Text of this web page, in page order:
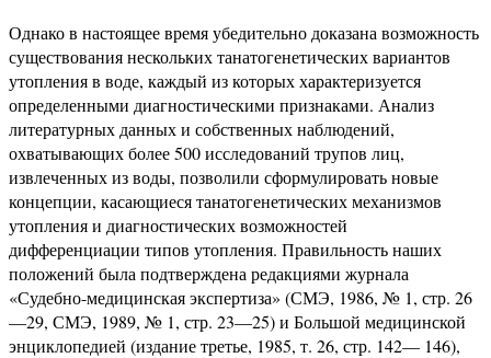
Однако в настоящее время убедительно доказана возможность
существования нескольких танатогенетических вариантов
утопления в воде, каждый из которых характеризуется
определенными диагностическими признаками. Анализ
литературных данных и собственных наблюдений,
охватывающих более 500 исследований трупов лиц,
извлеченных из воды, позволили сформулировать новые
концепции, касающиеся танатогенетических механизмов
утопления и диагностических возможностей
дифференциации типов утопления. Правильность наших
положений была подтверждена редакциями журнала
«Судебно-медицинская экспертиза» (СМЭ, 1986, № 1, стр. 26
—29, СМЭ, 1989, № 1, стр. 23—25) и Большой медицинской
энциклопедией (издание третье, 1985, т. 26, стр. 142— 146),